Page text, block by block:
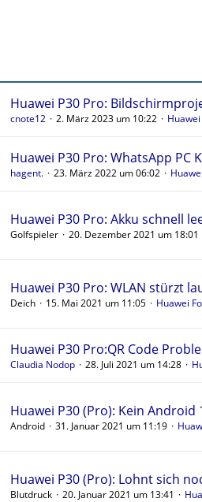
Huawei P30 Pro:
cnote12 2. März 2023 um 10:22
Huawei P30 Pro: WhatsApp PC
hagent. 23. März 2022 um 06:02
Huawei P30 Pro: Akku schnell
Golfspieler 20. Dezember 2021 um 18:01
Huawei P30 Pro: WLAN stürzt
Deich 15. Mai 2021 um 11:05 Huawei
Huawei P30 Pro:QR Code
Claudia Nodop 28. Juli 2021 um 14:28
Huawei P30 (Pro): Kein Android
Android 31. Januar 2021 um 11:19
Huawei P30 (Pro): Lohnt sich
Blutdruck 20. Januar 2021 um 13:41